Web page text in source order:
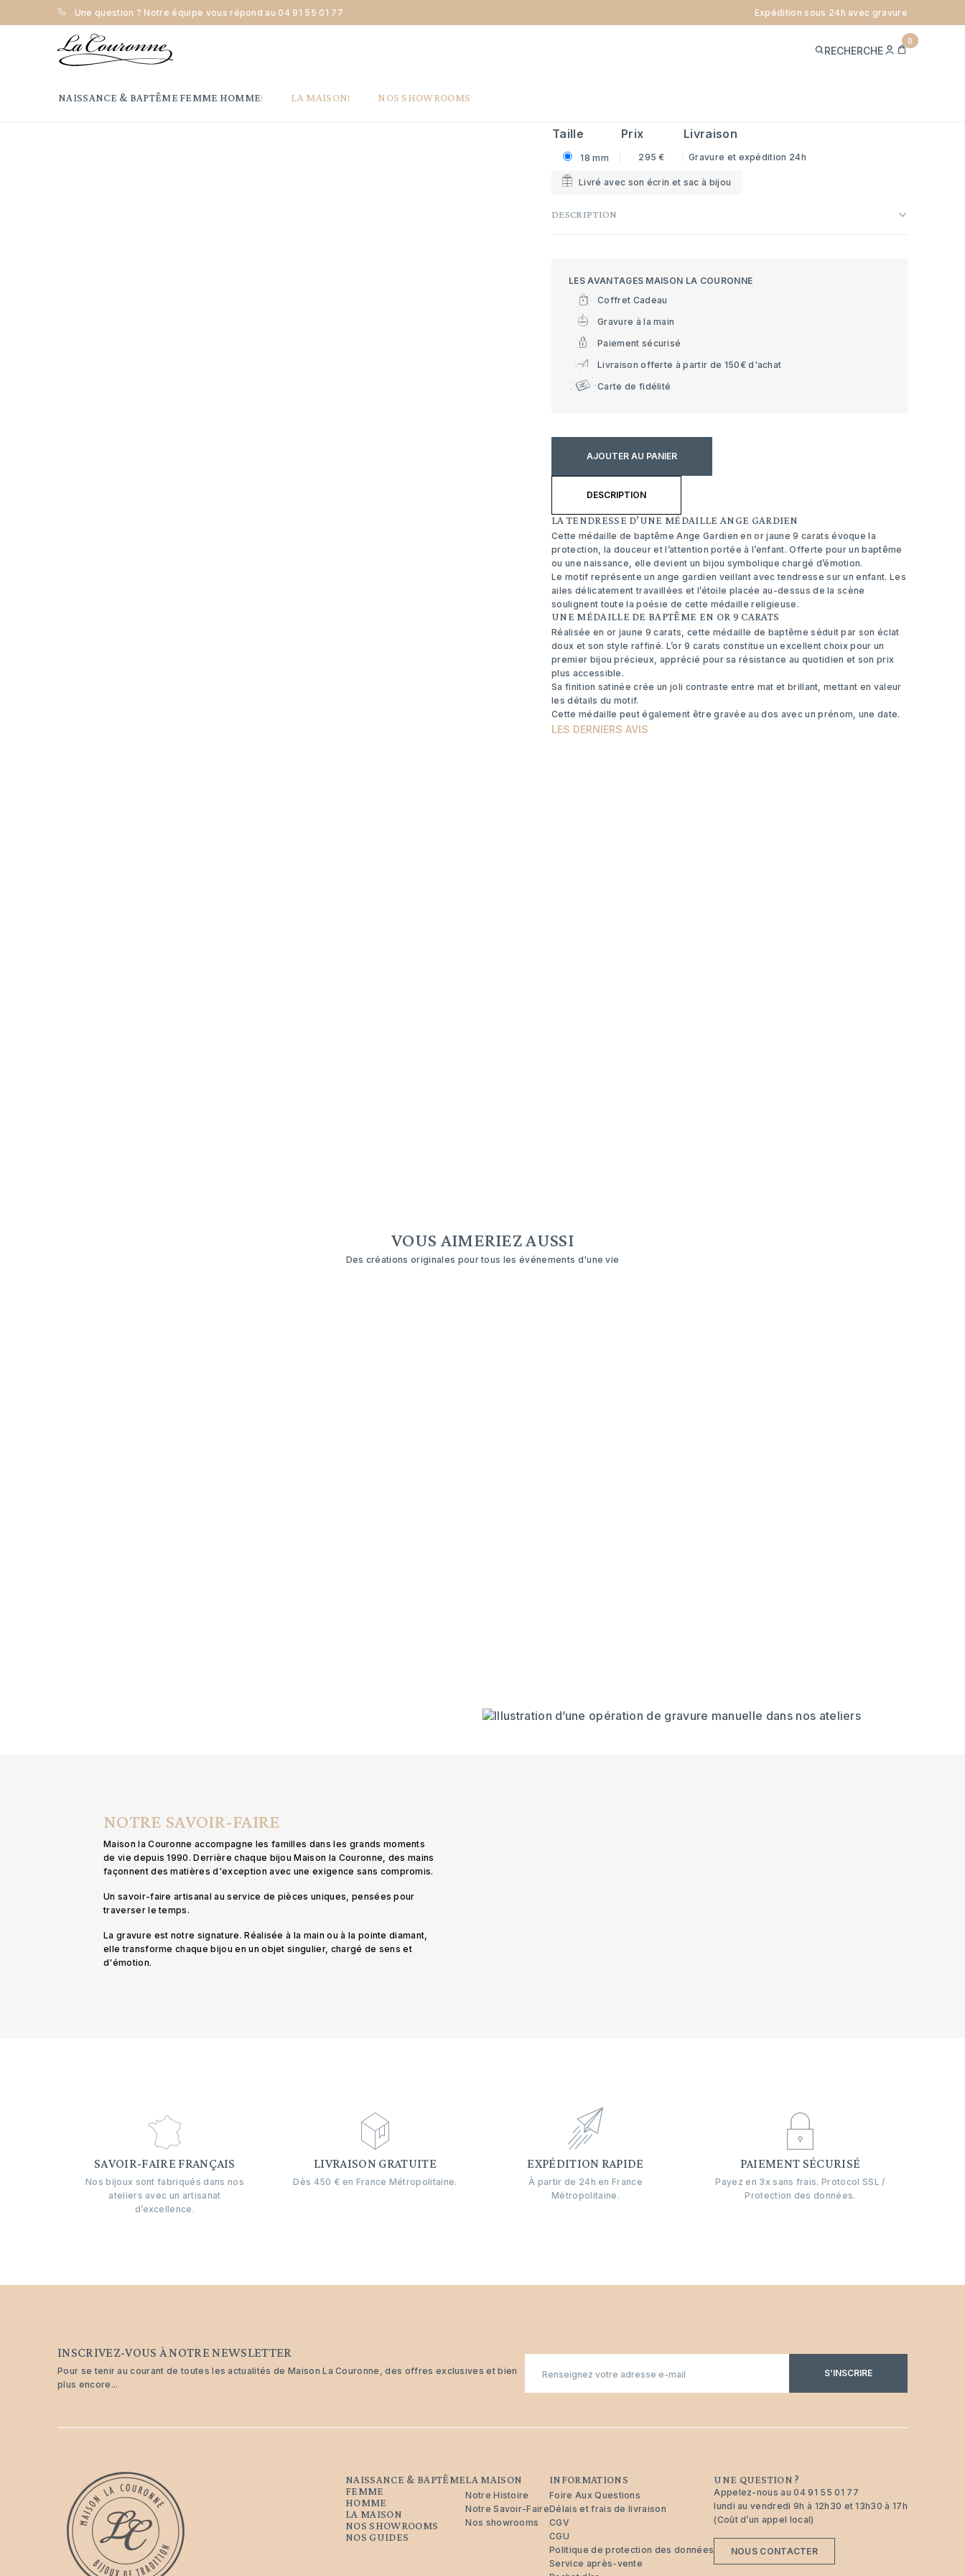
Une question ? Notre équipe vous répond au 04 91 55 01 77 Expédition sous 24h avec gravure
RECHERCHE
MEPANIER
0
NAISSANCE & BAPTÊME FEMME HOMME LA MAISON NOS SHOWROOMS
Accueil Naissance & Baptême Médaille de baptême Ange
MÉDAILLE ANGE GARDIEN - OR JAUNE 9
Taille Prix Livraison
18 mm 295 € Gravure et expédition 24h
Livré avec son écrin et sac à bijou
DESCRIPTION
LES AVANTAGES MAISON LA COURONNE
Coffret Cadeau
Gravure à la main
Paiement sécurisé
Livraison offerte à partir de 150€ d'achat
Carte de fidélité
AJOUTER AU PANIER
DESCRIPTION
LA TENDRESSE D’UNE MÉDAILLE ANGE GARDIEN
Cette médaille de baptême Ange Gardien en or jaune 9 carats évoque la
protection, la douceur et l’attention portée à l’enfant. Offerte pour un baptême
ou une naissance, elle devient un bijou symbolique chargé d’émotion.
Le motif représente un ange gardien veillant avec tendresse sur un enfant. Les
ailes délicatement travaillées et l’étoile placée au-dessus de la scène
soulignent toute la poésie de cette médaille religieuse.
UNE MÉDAILLE DE BAPTÊME EN OR 9 CARATS
Réalisée en or jaune 9 carats, cette médaille de baptême séduit par son éclat
doux et son style raffiné. L’or 9 carats constitue un excellent choix pour un
premier bijou précieux, apprécié pour sa résistance au quotidien et son prix
plus accessible.
Sa finition satinée crée un joli contraste entre mat et brillant, mettant en valeur
les détails du motif.
Cette médaille peut également être gravée au dos avec un prénom, une date.
LES DERNIERS AVIS
VOUS AIMERIEZ AUSSI
Des créations originales pour tous les événements d'une vie
NOTRE SAVOIR-FAIRE
Maison la Couronne accompagne les familles dans les grands moments
de vie depuis 1990. Derrière chaque bijou Maison la Couronne, des mains
façonnent des matières d'exception avec une exigence sans compromis.
Un savoir-faire artisanal au service de pièces uniques, pensées pour
traverser le temps.
La gravure est notre signature. Réalisée à la main ou à la pointe diamant,
elle transforme chaque bijou en un objet singulier, chargé de sens et
d'émotion.
SAVOIR-FAIRE FRANÇAIS
Nos bijoux sont fabriqués dans nos
ateliers avec un artisanat
d’excellence.
LIVRAISON GRATUITE
Dès 450 € en France Métropolitaine.
EXPÉDITION RAPIDE
À partir de 24h en France
Métropolitaine.
PAIEMENT SÉCURISÉ
Payez en 3x sans frais. Protocol SSL /
Protection des données.
INSCRIVEZ-VOUS À NOTRE NEWSLETTER
Pour se tenir au courant de toutes les actualités de Maison La Couronne, des offres exclusives et bien
plus encore...
mail
S’INSCRIRE
NAISSANCE & BAPTÊME
FEMME
HOMME
LA MAISON
NOS SHOWROOMS
NOS GUIDES
LA MAISON
Notre Histoire
Notre Savoir-Faire
Nos showrooms
INFORMATIONS
Foire Aux Questions
Délais et frais de livraison
CGV
CGU
Politique de protection des données
Service après-vente
UNE QUESTION ?
Appelez-nous au04 91 55 01 77
lundi au vendredi 9h à 12h30 et 13h30 à 17h
(Coût d’un appel local)
NOUS CONTACTER